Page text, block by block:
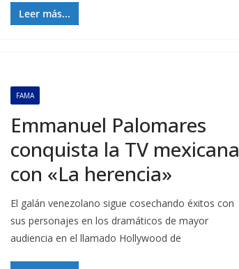
Leer más...
FAMA
Emmanuel Palomares
conquista la TV mexicana
con «La herencia»
El galán venezolano sigue cosechando éxitos con
sus personajes en los dramáticos de mayor
audiencia en el llamado Hollywood de